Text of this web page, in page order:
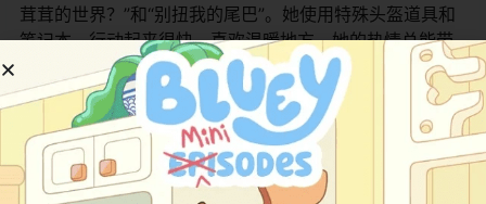
茸茸的世界？”和“别扭我的尾巴”。她使用特殊头盔道具和
笔记本，行动起来很快，喜欢温暖地方。她的热情总能带
动大家，是团队里的活力担当。
佩吉·斯克拉奇是一只棕色母鸡，由Teresa Gallagher配
音，她是CLADE的主任。虽然看起来严肃认真，但其实和
大家一样爱玩。她很少亲自出任务，但总能在总部给大家
派发新案件，口头禅是“CLADE就靠你们了！”她是团队的